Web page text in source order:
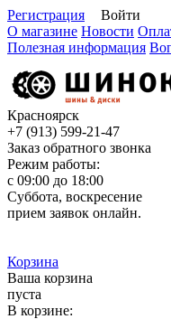
Регистрация
Войти
О магазине Новости
Полезная информация
Красноярск
+7 (913) 599-21-47
Заказ обратного звонка
Режим работы:
с 09:00 до 18:00
Суббота, воскресение
прием заявок онлайн.
Корзина
Ваша корзина
пуста
В корзине: